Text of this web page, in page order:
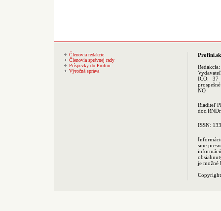
Členovia redakcie
Členovia správnej rady
Príspevky do Profini
Výročná správa
Profini.sk
Redakcia:
IČO: 37
NO
Riaditeľ
ISSN:
sme
je možné